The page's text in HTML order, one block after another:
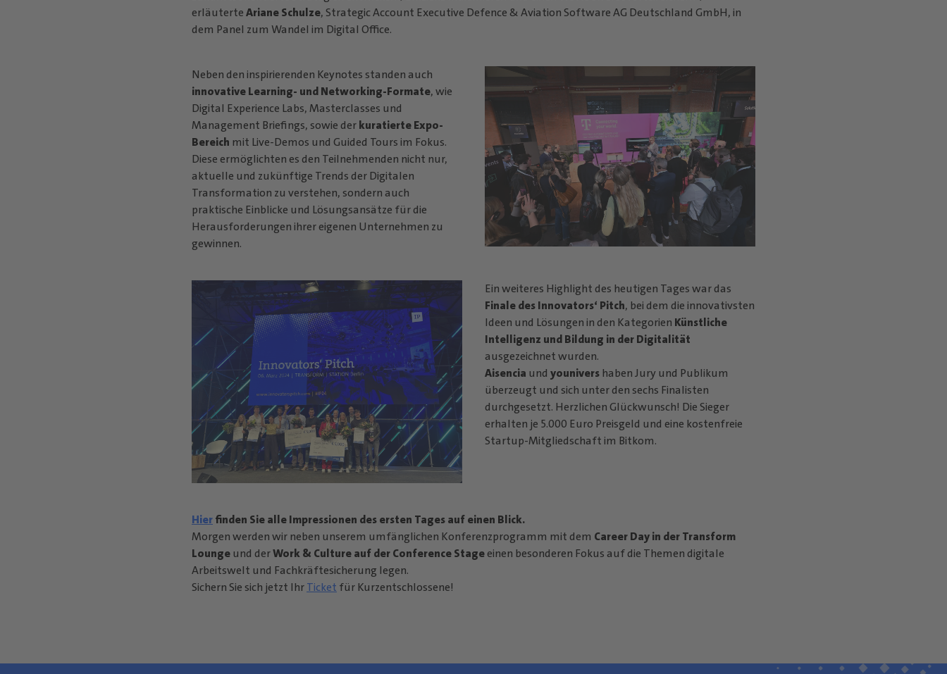
erläuterteAriane Schulze, Strategic Account Executive Defence & Aviation Software AG Deutschland GmbH, in
dem Panel zum Wandel im Digital Office.
Neben den inspirierenden Keynotes standen auch
innovative Learning- und Networking-Formate, wie
Digital Experience Labs, Masterclasses und
Management Briefings, sowie derkuratierte Expo-
Bereich mit Live-Demos und Guided Tours im Fokus.
Diese ermöglichten es den Teilnehmenden nicht nur,
aktuelle und zukünftige Trends der Digitalen
Transformation zu verstehen, sondern auch
praktische Einblicke und Lösungsansätze für die
Herausforderungen ihrer eigenen Unternehmen zu
gewinnen.
Ein weiteres Highlight des heutigen Tages war das
Finale des Innovators‘ Pitch, bei dem die innovativsten
Ideen und Lösungen in den Kategorien Künstliche
Intelligenz und Bildung in der Digitalität
ausgezeichnet wurden.
Aisencia und younivershaben Jury und Publikum
überzeugt und sich unter den sechs Finalisten
durchgesetzt. Herzlichen Glückwunsch! Die Sieger
erhalten je 5.000 Euro Preisgeld und eine kostenfreie
Startup-Mitgliedschaft im Bitkom.
Hierfinden Sie alle Impressionen des ersten Tages auf einen Blick.
Morgen werden wir neben unserem umfänglichen Konferenzprogramm mit dem Career Day in der Transform
Loungeund derWork & Culture auf der Conference Stageeinen besonderen Fokus auf die Themen digitale
Arbeitswelt und Fachkräftesicherung legen.
Sichern Sie sich jetzt IhrTicket für Kurzentschlossene!